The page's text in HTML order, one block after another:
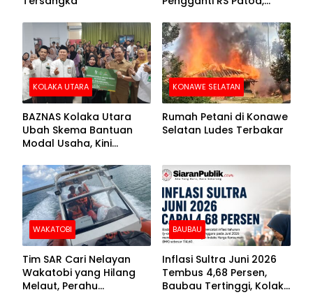
Kolut
KOLAKA UTARA
BAZNAS Kolaka Utara
Ubah Skema Bantuan
Modal Usaha, Kini
Barang Senilai Rp419,5
Juta
KONAWE SELATAN
Rumah Petani di Konawe
Selatan Ludes Terbakar
WAKATOBI
Tim SAR Cari Nelayan
Wakatobi yang Hilang
Melaut, Perahu
BAUBAU
Inflasi Sultra Juni 2026
Tembus 4,68 Persen,
Baubau Tertinggi, Kolaka